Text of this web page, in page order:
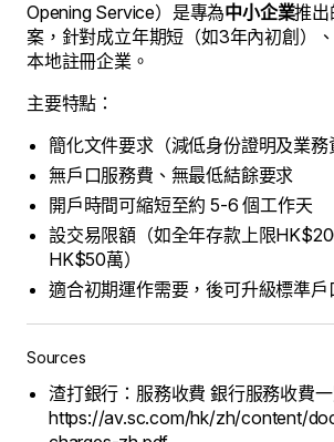
Opening Service）是專為中小企業推出
案，針對成立年期短（如3年內初創）
本地註冊企業。
主要特點：
簡化文件要求（減低身份證明及業務
無戶口服務費、無最低結餘要求
開戶時間可縮短至約 5-6 個工作天
設交易限額（如全年存款上限
HK$50萬）
適合初期運作需要，後可升級標準戶
Sources
渣打銀行：服務收費 銀行服務收費
https://av.sc.com/hk/zh/content/